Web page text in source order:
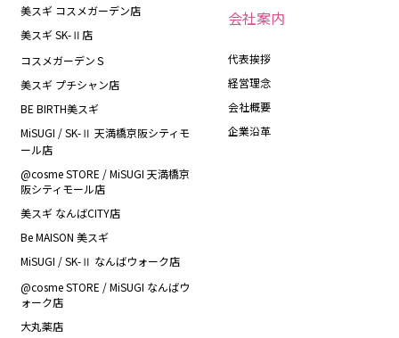
美スギ コスメガーデン店
美スギ SK-Ⅱ店
コスメガーデンＳ
美スギ プチシャン店
BE BIRTH美スギ
MiSUGI / SK-Ⅱ 天満橋京阪シティモ
ール店
@cosme STORE / MiSUGI 天満橋京
阪シティモール店
美スギ なんばCITY店
Be MAISON 美スギ
MiSUGI / SK-Ⅱ なんばウォーク店
@cosme STORE / MiSUGI なんばウ
ォーク店
大丸薬店
会社案内
代表挨拶
経営理念
会社概要
企業沿革